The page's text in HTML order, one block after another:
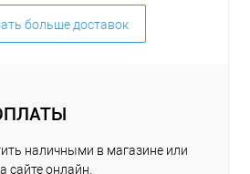
больше доставок
наличными в магазине или
сайте онлайн.